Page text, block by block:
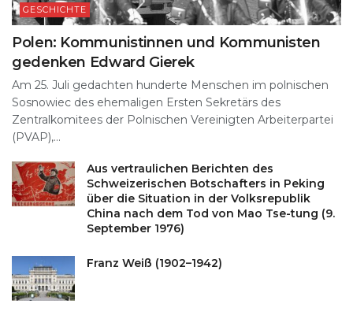
GESCHICHTE
Polen: Kommunistinnen und Kommunisten
gedenken Edward Gierek
Am 25. Juli gedachten hunderte Menschen im polnischen
Sosnowiec des ehemaligen Ersten Sekretärs des
Zentralkomitees der Polnischen Vereinigten Arbeiterpartei
(PVAP),...
Aus vertraulichen Berichten des
Schweizerischen Botschafters in Peking
über die Situation in der Volksrepublik
China nach dem Tod von Mao Tse-tung (9.
September 1976)
Franz Weiß (1902–1942)